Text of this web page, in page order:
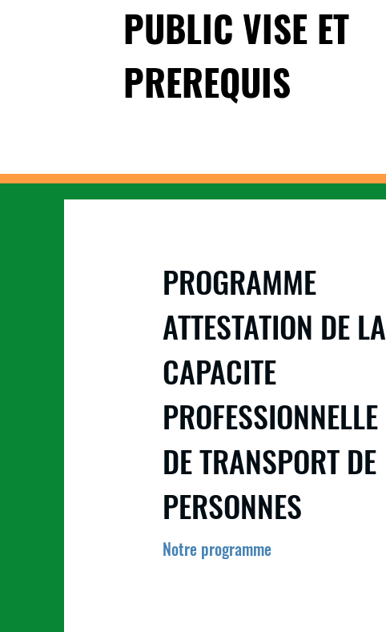
​PUBLIC VISE ET
PREREQUIS
PROGRAMME
ATTESTATION DE LA
CAPACITE
PROFESSIONNELLE
DE TRANSPORT DE
PERSONNES
Notre programme